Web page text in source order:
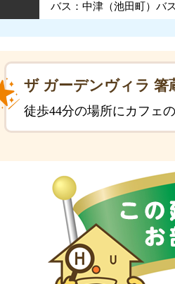
バス：中津（池田町）バ
ザ ガーデンヴィラ 箸
徒歩44分の場所にカフェ